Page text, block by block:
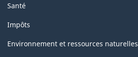
Santé
Impôts
Environnement et ressources naturelles